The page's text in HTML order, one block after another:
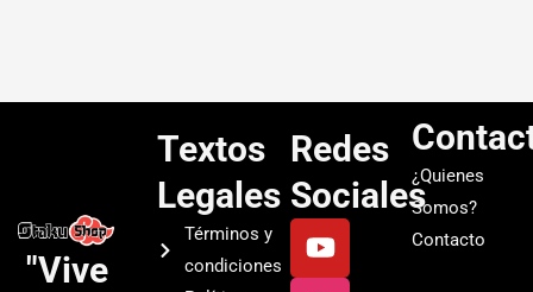
"Vive
Textos
Legales
Términos y
condiciones
Redes
Sociales
Y
o
I
n
T
i
S
p
¿Quienes
Somos?
Contacto